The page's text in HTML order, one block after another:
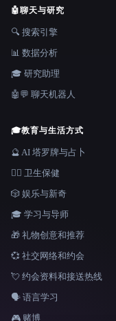
🤖聊天与研究
🔍 搜索引擎
📊 数据分析
🎓 研究助理
🤖💬 聊天机器人
🎓教育与生活方式
🔮 AI 塔罗牌与占卜
👩‍⚕️ 卫生保健
🎲 娱乐与新奇
🎓 学习与导师
🎁 礼物创意和推荐
💞 社交网络和约会
💘 约会资料和接送热线
🗣️ 语言学习
🎮 赌博